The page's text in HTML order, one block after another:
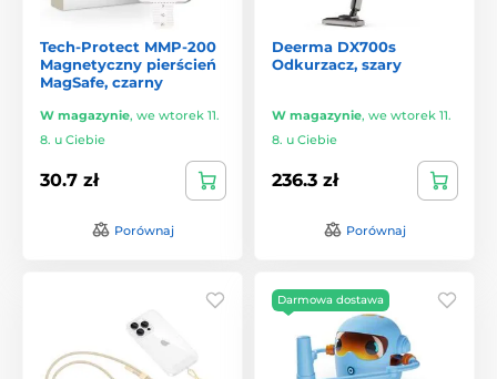
Tech-Protect MMP-200
Magnetyczny pierścień
MagSafe, czarny
W magazynie, we wtorek 11.
8. u Ciebie
30.7 zł
Porównaj
Deerma DX700s
Odkurzacz, szary
W magazynie, we wtorek 11.
8. u Ciebie
236.3 zł
Porównaj
Darmowa dostawa